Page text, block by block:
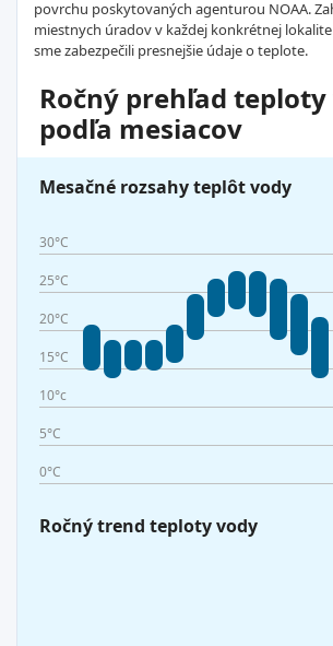
povrchu poskytovaných agenturou NOAA.
miestnych úradov v každej konkrétnej
sme zabezpečili presnejšie údaje o teplote.
Ročný prehľad
podľa mesiacov
Mesačné rozsahy teplôt vody
30°C
25°C
20°C
15°C
10°c
5°C
0°C
Ročný trend teploty vody